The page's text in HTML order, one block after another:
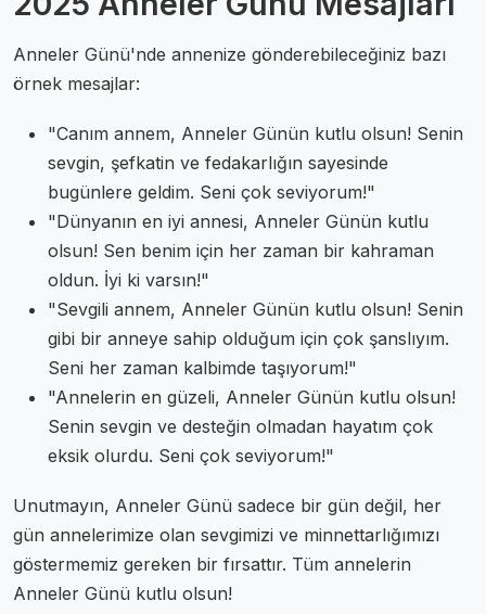
Anneler Günü'nde annenize gönderebileceğiniz bazı
örnek mesajlar:
"Canım annem, Anneler Günün kutlu olsun! Senin
sevgin, şefkatin ve fedakarlığın sayesinde
bugünlere geldim. Seni çok seviyorum!"
"Dünyanın en iyi annesi, Anneler Günün kutlu
olsun! Sen benim için her zaman bir kahraman
oldun. İyi ki varsın!"
"Sevgili annem, Anneler Günün kutlu olsun! Senin
gibi bir anneye sahip olduğum için çok şanslıyım.
Seni her zaman kalbimde taşıyorum!"
"Annelerin en güzeli, Anneler Günün kutlu olsun!
Senin sevgin ve desteğin olmadan hayatım çok
eksik olurdu. Seni çok seviyorum!"
Unutmayın, Anneler Günü sadece bir gün değil, her
gün annelerimize olan sevgimizi ve minnettarlığımızı
göstermemiz gereken bir fırsattır. Tüm annelerin
Anneler Günü kutlu olsun!